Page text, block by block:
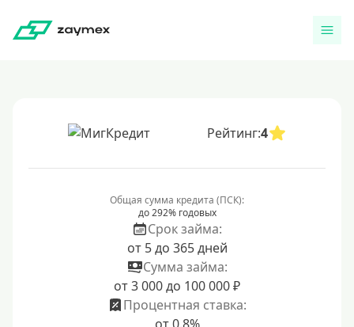
Рейтинг:4
Общая сумма кредита (ПСК):
до 292% годовых
Срок займа:
от 5 до 365 дней
Сумма займа:
от 3 000 до 100 000 ₽
Процентная ставка: